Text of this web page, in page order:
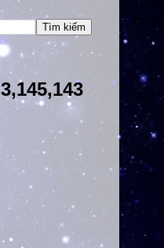
3,145,143